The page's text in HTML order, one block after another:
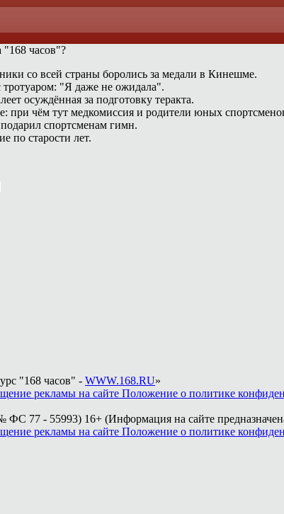
часов"?
со всей страны боролись за медали в Кинешме.
"Я даже не ожидала".
осуждённая за подготовку теракта.
при чём тут медкомиссия и родители юных
спортсменам гимн.
по старости лет.
"168 часов" - WWW.168.RU»
рекламы на сайте Положение о политике
№ ФС 77 - 55993) 16+ (Информация на сайте
рекламы на сайте Положение о политике